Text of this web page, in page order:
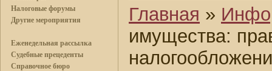
Налоговые форумы
Другие мероприятия
Еженедельная рассылка
Судебные прецеденты
Справочное бюро
Главная »
имущества: